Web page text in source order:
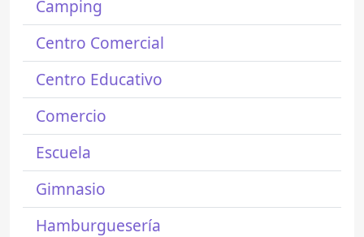
Camping
Centro Comercial
Centro Educativo
Comercio
Escuela
Gimnasio
Hamburguesería